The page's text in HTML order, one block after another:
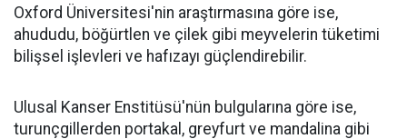
Oxford Üniversitesi'nin araştırmasına göre ise,
ahududu, böğürtlen ve çilek gibi meyvelerin tüketimi
bilişsel işlevleri ve hafızayı güçlendirebilir.
Ulusal Kanser Enstitüsü'nün bulgularına göre ise,
turunçgillerden portakal, greyfurt ve mandalina gibi